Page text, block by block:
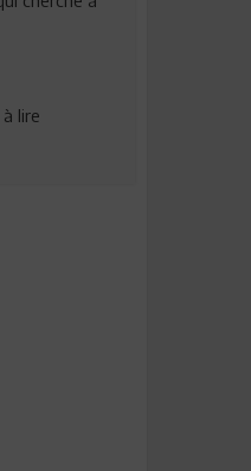
lire